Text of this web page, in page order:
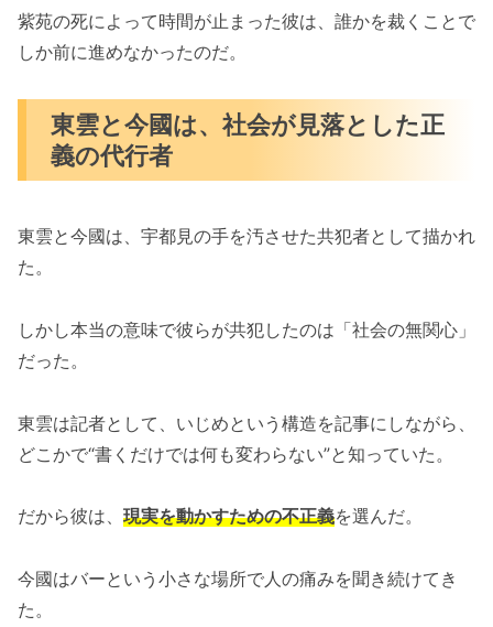
紫苑の死によって時間が止まった彼は、誰かを裁くことで
しか前に進めなかったのだ。
東雲と今國は、社会が見落とした正
義の代行者
東雲と今國は、宇都見の手を汚させた共犯者として描かれ
た。
しかし本当の意味で彼らが共犯したのは「社会の無関心」
だった。
東雲は記者として、いじめという構造を記事にしながら、
どこかで“書くだけでは何も変わらない”と知っていた。
だから彼は、 現実を動かすための不正義を選んだ。
今國はバーという小さな場所で人の痛みを聞き続けてき
た。